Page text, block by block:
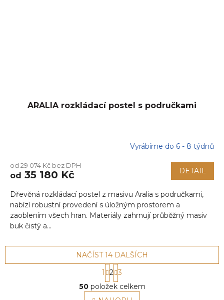
ARALIA rozkládací postel s područkami
Vyrábíme do 6 - 8 týdnů
od 29 074 Kč bez DPH
od 35 180 Kč DETAIL
Dřevěná rozkládací postel z masivu Aralia s područkami,
nabízí robustní provedení s úložným prostorem a
zaoblením všech hran. Materiály zahrnují průběžný masiv
buk čistý a...
O
v
NAČÍST 14 DALŠÍCH
S
t
r
á
1 2 3
50položek celkem